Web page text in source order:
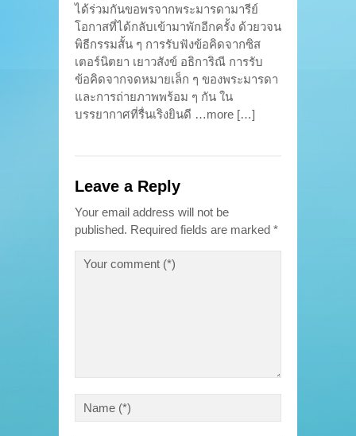
ได้ร่วมกันขอพรจากพระมารดามารีย์
โอกาสที่ได้กลับเข้ามาพักอีกครั้ง ด้วยวจน
พิธีกรรมสั้น ๆ การรับฟังข้อคิดจากซิส
เตอร์นิตยา เยาวสังข์ อธิการิณี การรับ
ข้อคิดจากจดหมายเล็ก ๆ ของพระมารดา
และการถ่ายภาพพร้อม ๆ กัน ใน
บรรยากาศที่รื่นเริงยินดี …more […]
Leave a Reply
Your email address will not be
published. Required fields are marked *